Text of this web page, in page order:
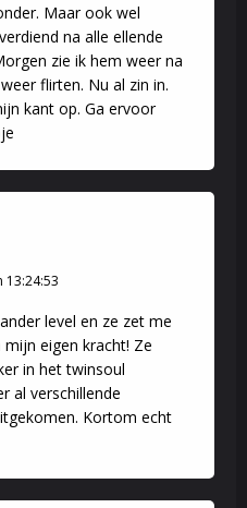
Maar ook wel
na alle ellende
zie ik hem weer na
flirten. Nu al zin in.
kant op. Ga ervoor
13:24:53
level en ze zet me
eigen kracht! Ze
in het twinsoul
al verschillende
Kortom echt